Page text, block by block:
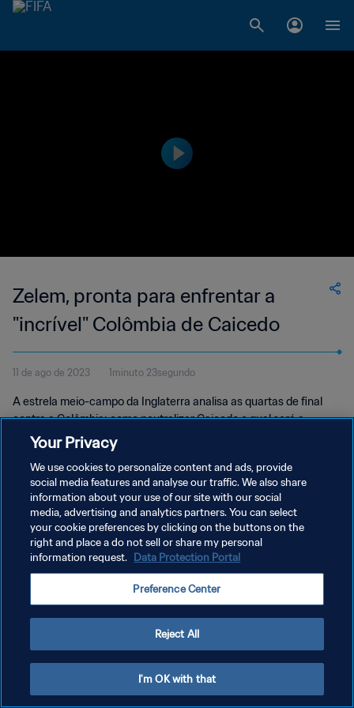
Zelem, pronta para enfrentar a
"incrível" Colômbia de Caicedo
11 de ago de 2023 1minuto 23segundo
A estrela meio-campo da Inglaterra analisa as quartas de final
contra a Colômbia: como neutralizar Caicedo e qual será a
influência da torcida sul-americana.
POLÍTICA DE PRIVACIDADE
TERMOS DE SERVIÇO
ADMINISTRAR AS PREFERÊNCIAS DE COOKIES
Your Privacy
We use cookies to personalize content and ads, provide
social media features and analyse our traffic. We also share
information about your use of our site with our social
media, advertising and analytics partners. You can select
your cookie preferences by clicking on the buttons on the
right and place a do not sell or share my personal
information request. Data Protection Portal
Preference Center
Reject All
I'm OK with that